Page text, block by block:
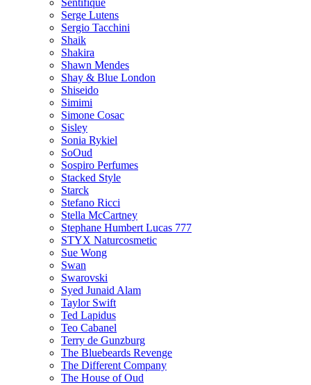
Sentifique
Serge Lutens
Sergio Tacchini
Shaik
Shakira
Shawn Mendes
Shay & Blue London
Shiseido
Simimi
Simone Cosac
Sisley
Sonia Rykiel
SoOud
Sospiro Perfumes
Stacked Style
Starck
Stefano Ricci
Stella McCartney
Stephane Humbert Lucas 777
STYX Naturсosmetic
Sue Wong
Swan
Swarovski
Syed Junaid Alam
Taylor Swift
Ted Lapidus
Teo Cabanel
Terry de Gunzburg
The Bluebeards Revenge
The Different Company
The House of Oud